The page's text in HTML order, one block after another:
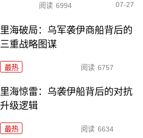
阅读 6994 07-27
里海破局：乌军袭伊商船背后的
三重战略图谋
最热 阅读 6757
里海惊雷：乌袭伊船背后的对抗
升级逻辑
最热 阅读 6634